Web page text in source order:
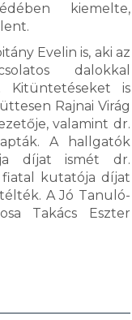
kiemelte,
Evelin is, aki az
dalokkal
Kitüntetéseket is
Rajnai Virág
valamint dr.
A hallgatók
díjat ismét dr.
fiatal kutatója díjat
A Jó Tanuló-
Takács Eszter